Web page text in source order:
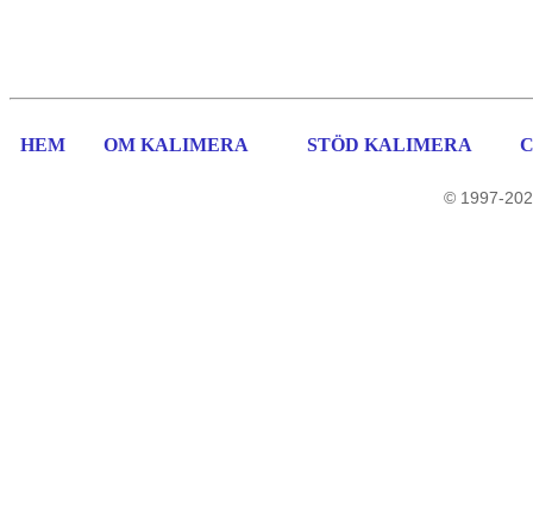
HEM OM KALIMERA STÖD KALIMERA
© 1997-